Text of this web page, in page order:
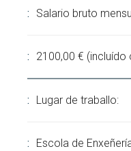
Salario bruto
2100,00 €
Lugar de traballo:
Escola de